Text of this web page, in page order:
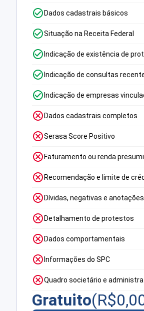
Dados cadastrais básicos
Situação na Receita Federal
Indicação de existência de
Indicação de consultas
Indicação de empresas
Dados cadastrais completos
Serasa Score Positivo
Faturamento ou renda
Recomendação e limite de
Dívidas, negativas e anotações
Detalhamento de protestos
Dados comportamentais
Informações do SPC
Quadro societário e
Gratuito(R$